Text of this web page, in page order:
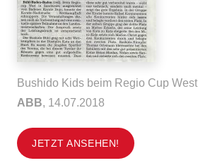
Bushido Kids beim Regio Cup West
ABB, 14.07.2018
JETZT ANSEHEN!